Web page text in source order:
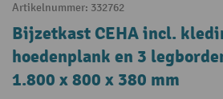
Artikelnummer: 332762
Bijzetkast CEHA incl.
hoedenplank en 3
1.800 x 800 x 380 mm